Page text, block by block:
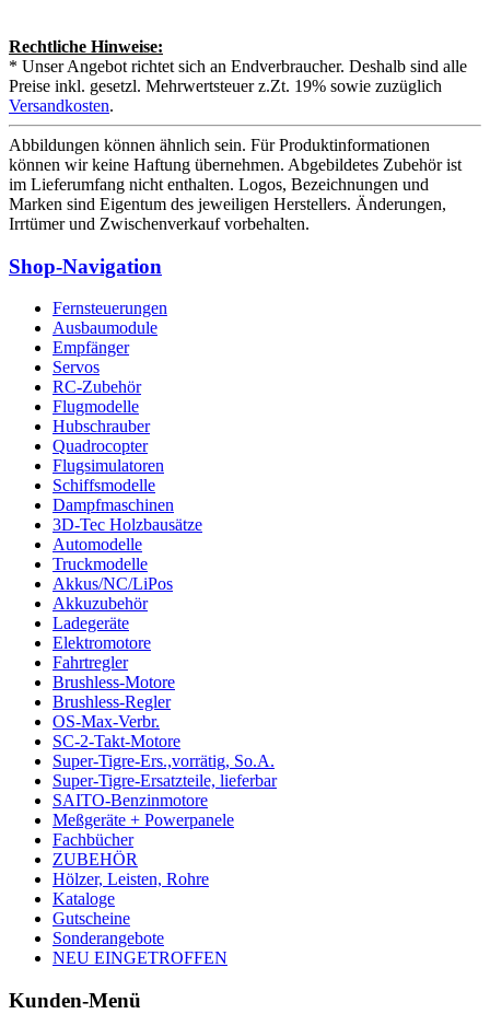
Rechtliche Hinweise:
* Unser Angebot richtet sich an Endverbraucher. Deshalb sind alle
Preise inkl. gesetzl. Mehrwertsteuer z.Zt. 19% sowie zuzüglich
Versandkosten.
Abbildungen können ähnlich sein. Für Produktinformationen
können wir keine Haftung übernehmen. Abgebildetes Zubehör ist
im Lieferumfang nicht enthalten. Logos, Bezeichnungen und
Marken sind Eigentum des jeweiligen Herstellers. Änderungen,
Irrtümer und Zwischenverkauf vorbehalten.
Shop-Navigation
Fernsteuerungen
Ausbaumodule
Empfänger
Servos
RC-Zubehör
Flugmodelle
Hubschrauber
Quadrocopter
Flugsimulatoren
Schiffsmodelle
Dampfmaschinen
3D-Tec Holzbausätze
Automodelle
Truckmodelle
Akkus/NC/LiPos
Akkuzubehör
Ladegeräte
Elektromotore
Fahrtregler
Brushless-Motore
Brushless-Regler
OS-Max-Verbr.
SC-2-Takt-Motore
Super-Tigre-Ers.,vorrätig, So.A.
Super-Tigre-Ersatzteile, lieferbar
SAITO-Benzinmotore
Meßgeräte + Powerpanele
Fachbücher
ZUBEHÖR
Hölzer, Leisten, Rohre
Kataloge
Gutscheine
Sonderangebote
NEU EINGETROFFEN
Kunden-Menü